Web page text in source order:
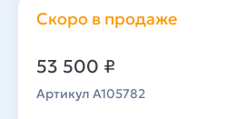
Скоро в продаже
53 500 ₽
Артикул A105782